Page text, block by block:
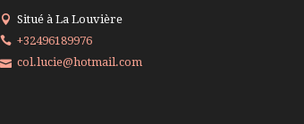
Situé à La Louvière
+32496189976
col.lucie@hotmail.com